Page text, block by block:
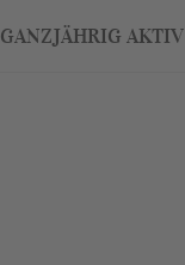
GANZJÄHRIG AKTIV